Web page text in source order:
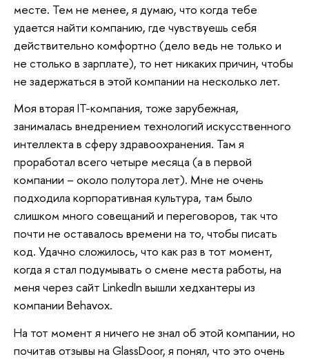
месте. Тем не менее, я думаю, что когда тебе
удается найти компанию, где чувствуешь себя
действительно комфортно (дело ведь не только и
не столько в зарплате), то нет никаких причин, чтобы
не задержаться в этой компании на несколько лет.
Моя вторая IT-компания, тоже зарубежная,
занималась внедрением технологий искусственного
интеллекта в сферу здравоохранения. Там я
проработал всего четыре месяца (а в первой
компании – около полутора лет). Мне не очень
подходила корпоративная культура, там было
слишком много совещаний и переговоров, так что
почти не оставалось времени на то, чтобы писать
код. Удачно сложилось, что как раз в тот момент,
когда я стал подумывать о смене места работы, на
меня через сайт LinkedIn вышли хедхантеры из
компании Behavox.
На тот момент я ничего не знал об этой компании, но
почитав отзывы на GlassDoor, я понял, что это очень